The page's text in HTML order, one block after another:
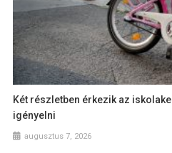
Két részletben érkezik az
igényelni
augusztus 7, 2026